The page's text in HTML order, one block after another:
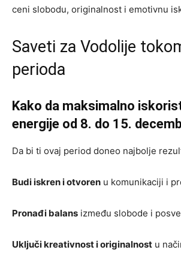
ceni slobodu, originalnost i emotivnu
Saveti za Vodolije
perioda
Kako da maksimalno
energije od 8. do 15.
Da bi ti ovaj period doneo najbolje
Budi iskren i otvoren u komunikaciji i
Pronađi balans između slobode i
Uključi kreativnost i originalnost u